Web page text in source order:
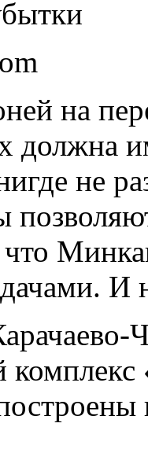
на
должна
не
И